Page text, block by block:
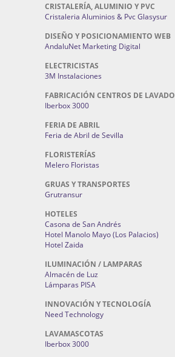
CRISTALERÍA, ALUMINIO Y PVC
Cristaleria Aluminios & Pvc Glasysur
DISEÑO Y POSICIONAMIENTO WEB
AndaluNet Marketing Digital
ELECTRICISTAS
3M Instalaciones
FABRICACIÓN CENTROS DE LAVADO
Iberbox 3000
FERIA DE ABRIL
Feria de Abril de Sevilla
FLORISTERÍAS
Melero Floristas
GRUAS Y TRANSPORTES
Grutransur
HOTELES
Casona de San Andrés
Hotel Manolo Mayo (Los Palacios)
Hotel Zaida
ILUMINACIÓN / LAMPARAS
Almacén de Luz
Lámparas PISA
INNOVACIÓN Y TECNOLOGÍA
Need Technology
LAVAMASCOTAS
Iberbox 3000